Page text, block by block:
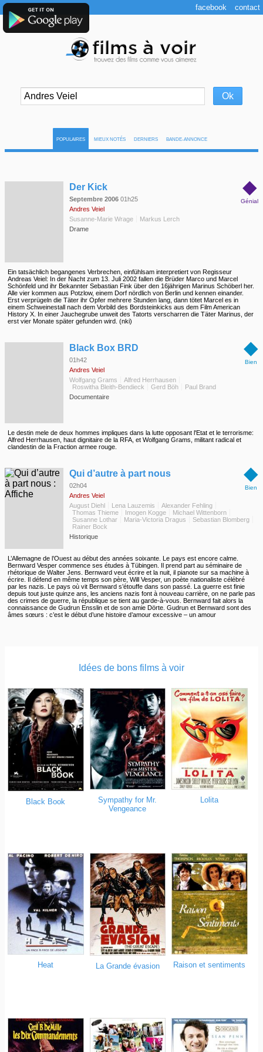
POPULAIRES MIEUX NOTÉS DERNIERS BANDE-ANNONCE
◆
Génial
Der Kick
Septembre 2006 01h25
Andres Veiel
Susanne-Marie Wrage
Markus Lerch
Drame
Ein tatsächlich begangenes Verbrechen, einfühlsam interpretiert von Regisseur
Andreas Veiel: In der Nacht zum 13. Juli 2002 fallen die Brüder Marco und Marcel
Schönfeld und ihr Bekannter Sebastian Fink über den 16jährigen Marinus Schöberl her.
Alle vier kommen aus Potzlow, einem Dorf nördlich von Berlin und kennen einander.
Erst verprügeln die Täter ihr Opfer mehrere Stunden lang, dann tötet Marcel es in
einem Schweinestall nach dem Vorbild des Bordsteinkicks aus dem Film American
History X. In einer Jauchegrube unweit des Tatorts verscharren die Täter Marinus, der
erst vier Monate später gefunden wird. (nki)
◆
Bien
Black Box BRD
01h42
Andres Veiel
Wolfgang Grams
Alfred Herrhausen
Roswitha Bleith-Bendieck
Gerd Böh
Paul Brand
Documentaire
Le destin mele de deux hommes impliques dans la lutte opposant l'Etat et le terrorisme:
Alfred Herrhausen, haut dignitaire de la RFA, et Wolfgang Grams, militant radical et
clandestin de la Fraction armee rouge.
◆
Bien
Qui d’autre à part nous
02h04
Andres Veiel
August Diehl
Lena Lauzemis
Alexander Fehling
Thomas Thieme
Imogen Kogge
Michael Wittenborn
Susanne Lothar
Maria-Victoria Dragus
Sebastian Blomberg
Rainer Bock
Historique
L’Allemagne de l’Ouest au début des années soixante. Le pays est encore calme.
Bernward Vesper commence ses études à Tübingen. Il prend part au séminaire de
rhétorique de Walter Jens. Bernward veut écrire et la nuit, il pianote sur sa machine à
écrire. Il défend en même temps son père, Will Vesper, un poète nationaliste célébré
par les nazis. Le pays où vit Bernward s’étouffe dans son passé. La guerre est finie
depuis tout juste quinze ans, les anciens nazis font à nouveau carrière, on ne parle pas
des crimes de guerre, la république se tient au garde-à-vous. Bernward fait alors la
connaissance de Gudrun Ensslin et de son amie Dörte. Gudrun et Bernward sont des
âmes sœurs ; c’est le début d’une histoire d’amour excessive – un amour
Idées de bons films à voir
Black Book
Sympathy for Mr.
Vengeance
Lolita
Heat La Grande évasion Raison et sentiments
facebook contact